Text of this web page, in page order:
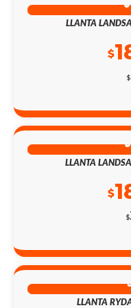
LLANTA
$
$
LLANTA
$
$
LLANTA